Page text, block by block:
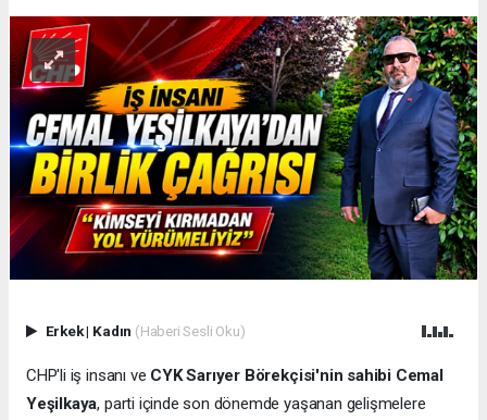
Erkek| Kadın (Haberi Sesli Oku)
CHP'li iş insanı ve CYK Sarıyer Börekçisi'nin sahibi Cemal
Yeşilkaya, parti içinde son dönemde yaşanan gelişmelere